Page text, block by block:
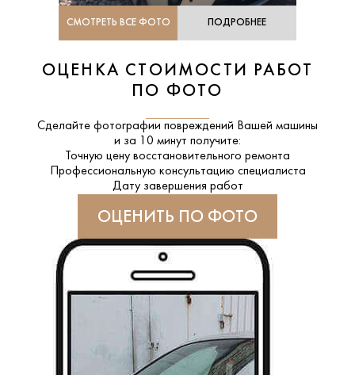
СМОТРЕТЬ ВСЕ ФОТО ПОДРОБНЕЕ
ОЦЕНКА СТОИМОСТИ РАБОТ
ПО ФОТО
Сделайте фотографии повреждений Вашей машины
и за
10 минут получите:
Точную цену восстановительного ремонта
Профессиональную консультацию специалиста
Дату завершения работ
ОЦЕНИТЬ ПО ФОТО